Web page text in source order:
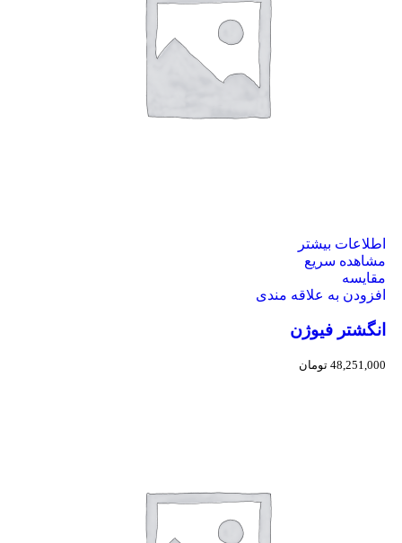
اطلاعات بیشتر
مشاهده سریع
مقایسه
افزودن به علاقه مندی
انگشتر فیوژن
48,251,000 تومان